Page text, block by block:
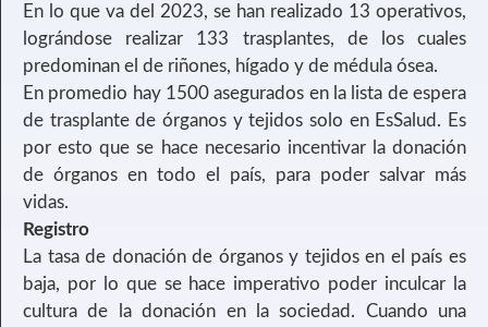
En lo que va del 2023, se han realizado 13 operativos,
lográndose realizar 133 trasplantes, de los cuales
predominan el de riñones, hígado y de médula ósea.
En promedio hay 1500 asegurados en la lista de espera
de trasplante de órganos y tejidos solo en EsSalud. Es
por esto que se hace necesario incentivar la donación
de órganos en todo el país, para poder salvar más
vidas.
Registro
La tasa de donación de órganos y tejidos en el país es
baja, por lo que se hace imperativo poder inculcar la
cultura de la donación en la sociedad. Cuando una